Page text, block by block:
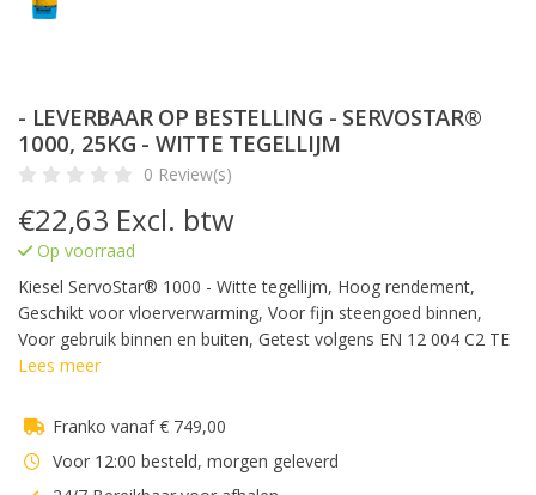
- LEVERBAAR OP BESTELLING - SERVOSTAR®
1000, 25KG - WITTE TEGELLIJM
0 Review(s)
€22,63 Excl. btw
Op voorraad
Kiesel ServoStar® 1000 - Witte tegellijm, Hoog rendement,
Geschikt voor vloerverwarming, Voor fijn steengoed binnen,
Voor gebruik binnen en buiten, Getest volgens EN 12 004 C2 TE
Lees meer
Franko vanaf € 749,00
Voor 12:00 besteld, morgen geleverd